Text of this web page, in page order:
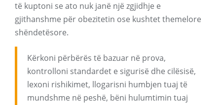
të kuptoni se ato nuk janë një zgjidhje e
gjithanshme për obezitetin ose kushtet themelore
shëndetësore.
Kërkoni përbërës të bazuar në prova,
kontrolloni standardet e sigurisë dhe cilësisë,
lexoni rishikimet, llogarisni humbjen tuaj të
mundshme në peshë, bëni hulumtimin tuaj